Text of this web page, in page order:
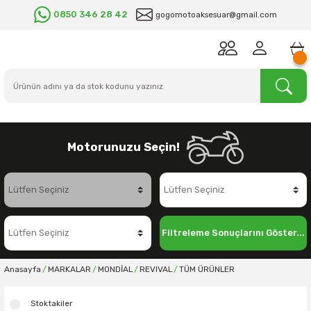
0850 346 28 42 gogomotoaksesuar@gmail.com
Motorunuzu Seçin!
Filtreleme Sonuçlarını Göster...
Anasayfa MARKALAR MONDİAL REVIVAL TÜM ÜRÜNLER
Stoktakiler